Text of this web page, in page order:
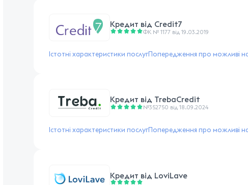
Кредит від Credit7
ФК № 1177 від 19.03.2019
Істотні характеристики послугПопередження про можливі
Кредит від TrebaCredit
№352750 від 18.09.2024
Істотні характеристики послугПопередження про можливі
Кредит від LoviLave